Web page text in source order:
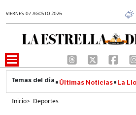
VIERNES 07 AGOSTO 2026
Últimas Noticias La
Inicio> Deportes